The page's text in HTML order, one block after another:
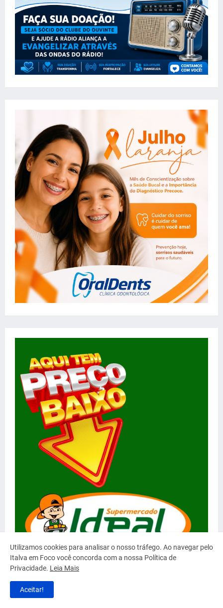
Utilizamos cookies para analisar o nosso tráfego. Ao navegar pelo
Italva em Foco você concorda com a nossa Política de
Privacidade. Leia Mais
Aceitar!